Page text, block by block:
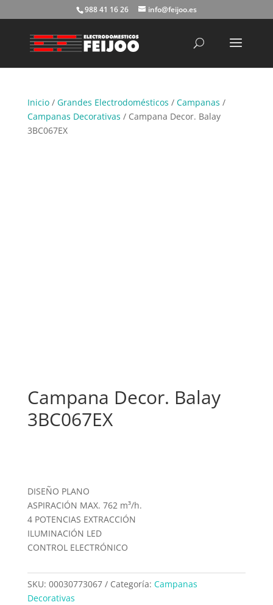
988 41 16 26 info@feijoo.es
Inicio/ Grandes Electrodomésticos / Campanas /
Campanas Decorativas / Campana Decor. Balay
3BC067EX
Campana Decor. Balay
3BC067EX
DISEÑO PLANO
ASPIRACIÓN MAX. 762 m³/h.
4 POTENCIAS EXTRACCIÓN
ILUMINACIÓN LED
CONTROL ELECTRÓNICO
SKU: 00030773067 Categoría: Campanas
Decorativas